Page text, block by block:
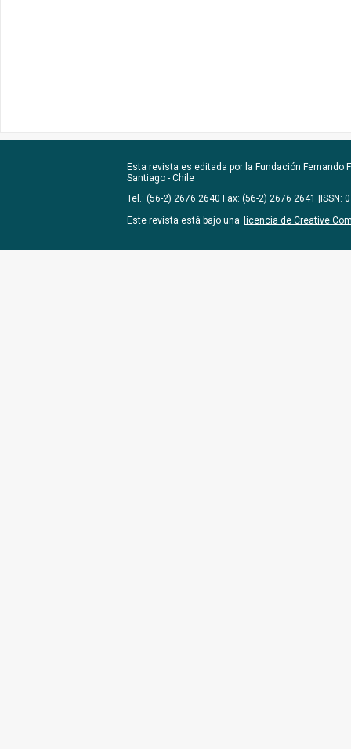
Esta revista es editada por la Fundación Fernando
Santiago - Chile
Tel.: (56-2) 2676 2640 Fax: (56-2) 2676 2641 |ISSN:
Este revista está bajo una
licencia de Creative